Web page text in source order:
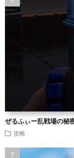
ぜるふぃー乱戦場の秘
攻略